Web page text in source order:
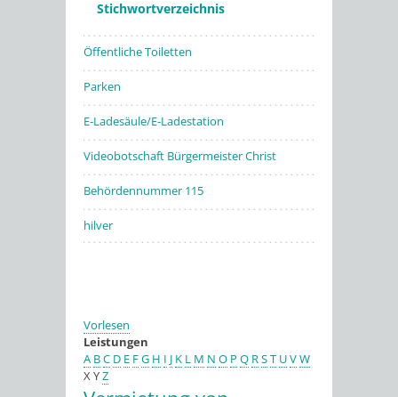
Stichwortverzeichnis
Öffentliche Toiletten
Parken
E-Ladesäule/E-Ladestation
Videobotschaft Bürgermeister Christ
Behördennummer 115
hilver
Vorlesen
Leistungen
A BC D E FG H I J K L M N O P Q RST UVW
XYZ